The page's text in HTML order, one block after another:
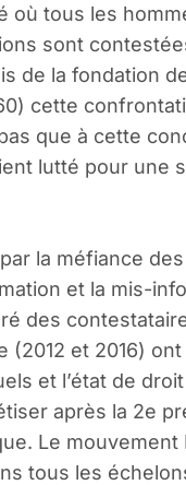
tous les
sont
de la fondation
cette
que à cette
lutté pour
la méfiance
et la mis-
des
et 2016)
et l’état de
après la 2e
Le
tous les